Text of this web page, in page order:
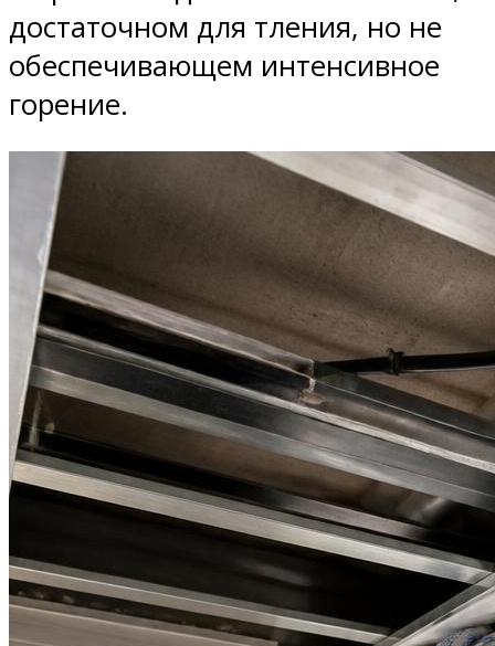
достаточном для тления, но не
обеспечивающем интенсивное
горение.